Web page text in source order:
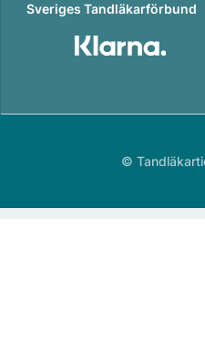
Sveriges Tandläkarförbund
©